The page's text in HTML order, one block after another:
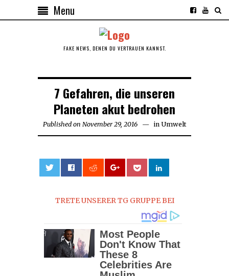
Menu
FAKE NEWS, DENEN DU VERTRAUEN KANNST.
7 Gefahren, die unseren
Planeten akut bedrohen
Published on November 29, 2016 in Umwelt
TRETE UNSERER TG GRUPPE BEI